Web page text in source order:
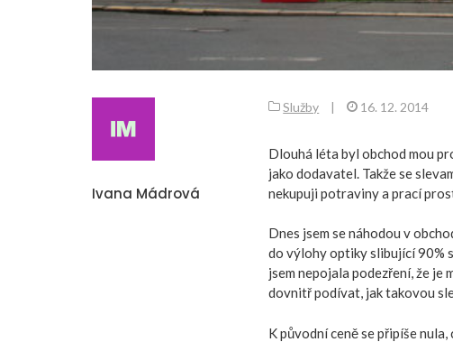
Ivana Mádrová
Služby | 16. 12. 2014
Dlouhá léta byl obchod mou
jako dodavatel. Takže se
nekupuji potraviny a prací
Dnes jsem se náhodou v
do výlohy optiky slibující 90%
jsem nepojala podezření, že je
dovnitř podívat, jak takovou
K původní ceně se připíše nula,